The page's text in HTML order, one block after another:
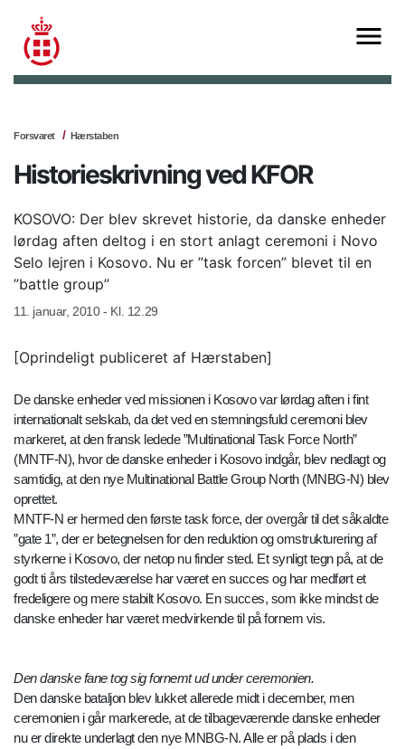
Forsvaret Hærstaben
Historieskrivning ved KFOR
KOSOVO: Der blev skrevet historie, da danske enheder
lørdag aften deltog i en stort anlagt ceremoni i Novo
Selo lejren i Kosovo. Nu er ”task forcen” blevet til en
”battle group”
11. januar, 2010 - Kl. 12.29
[Oprindeligt publiceret af Hærstaben]
De danske enheder ved missionen i Kosovo var lørdag aften i fint
internationalt selskab, da det ved en stemningsfuld ceremoni blev
markeret, at den fransk ledede ”Multinational Task Force North”
(MNTF-N), hvor de danske enheder i Kosovo indgår, blev nedlagt og
samtidig, at den nye Multinational Battle Group North (MNBG-N) blev
oprettet.
MNTF-N er hermed den første task force, der overgår til det såkaldte
”gate 1”, der er betegnelsen for den reduktion og omstrukturering af
styrkerne i Kosovo, der netop nu finder sted. Et synligt tegn på, at de
godt ti års tilstedeværelse har været en succes og har medført et
fredeligere og mere stabilt Kosovo. En succes, som ikke mindst de
danske enheder har været medvirkende til på fornem vis.
Den danske fane tog sig fornemt ud under ceremonien.
Den danske bataljon blev lukket allerede midt i december, men
ceremonien i går markerede, at de tilbageværende danske enheder
nu er direkte underlagt den nye MNBG-N. Alle er på plads i den